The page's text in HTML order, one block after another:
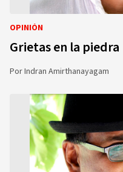
OPINIÓN
Grietas en la piedra
PorIndran Amirthanayagam